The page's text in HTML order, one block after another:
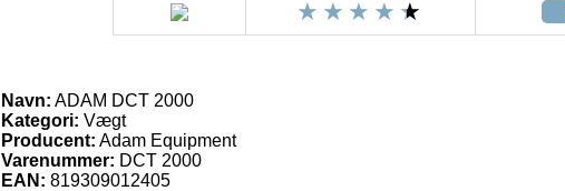
Navn: ADAM DCT 2000
Kategori: Vægt
Producent: Adam Equipment
Varenummer: DCT 2000
EAN: 819309012405